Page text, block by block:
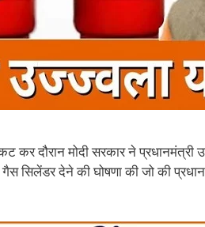
कर दौरान मोदी सरकार ने प्रधानमंत्री
सिलेंडर देने की घोषणा की जो की